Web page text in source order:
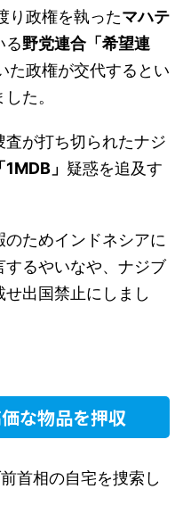
り政権を執ったマハテ
る野党連合「希望連
た政権が交代するとい
た。
が打ち切られたナジ
」 疑惑を追及す
ためインドネシアに
るやいなや、ナジブ
出国禁止にしまし
な物品を押収
首相の自宅を捜索し